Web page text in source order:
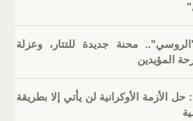
محنة جديدة للتتار، وعزلة
المؤيدين
حل الأزمة الأوكرانية لن يأتي إلا بطريقة